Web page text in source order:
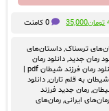
قیمت
بود.
تومان35,000قیمت0 کامنت
ترسناک, داستان‌های
رمان جدید, دانلود رمان
دانلود رمان فرزند شیطان pdf |
شیطان به قلم تاران, دانلود
, رمان جدید فرزند
رمان‌های ایرانی, رمان‌های